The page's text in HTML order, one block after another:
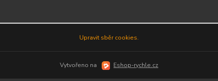
Upravit sběr cookies.
Vytvořeno na Eshop-rychle.cz